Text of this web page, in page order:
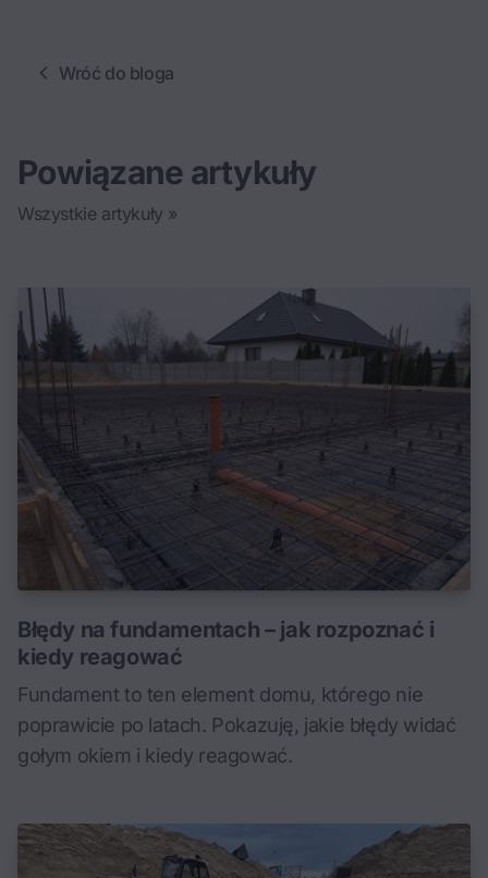
Wróć do bloga
Powiązane artykuły
Wszystkie artykuły »
Błędy na fundamentach – jak rozpoznać i
kiedy reagować
Fundament to ten element domu, którego nie
poprawicie po latach. Pokazuję, jakie błędy widać
gołym okiem i kiedy reagować.